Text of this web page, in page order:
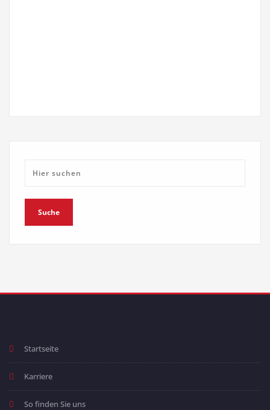
Startseite
Karriere
So finden Sie uns